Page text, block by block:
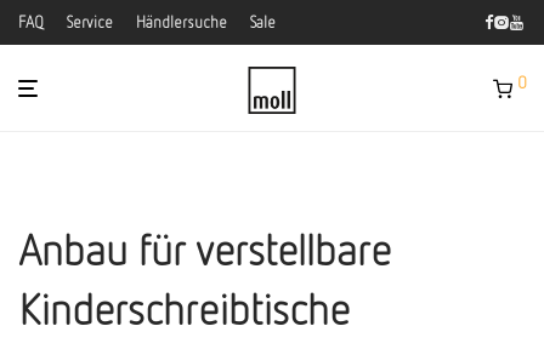
FAQ Service Händlersuche Sale
0
Anbau für verstellbare
Kinderschreibtische